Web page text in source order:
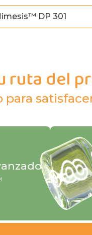
DP 301
ruta del